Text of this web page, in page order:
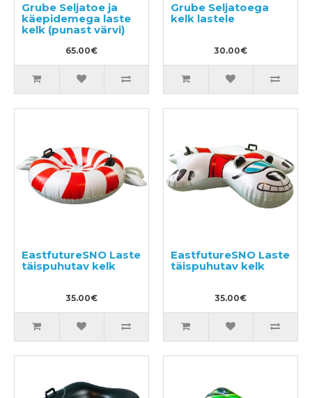
Grube Seljatoe ja
käepidemega laste
kelk (punast värvi)
65.00€
Grube Seljatoega
kelk lastele
30.00€
EastfutureSNO Laste
täispuhutav kelk
35.00€
EastfutureSNO Laste
täispuhutav kelk
35.00€